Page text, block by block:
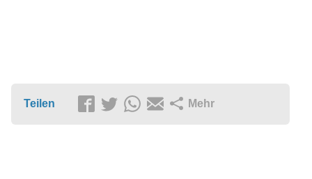
Teilen Mehr